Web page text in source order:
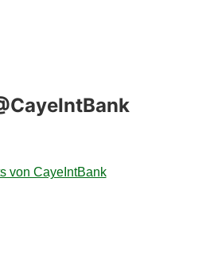
von CayeIntBank